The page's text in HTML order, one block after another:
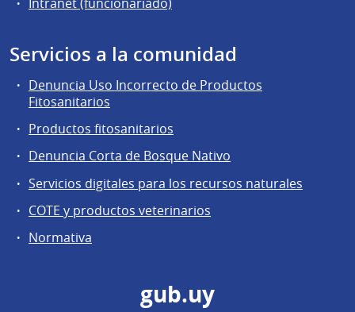
Servicios a la comunidad
Denuncia Uso Incorrecto de Productos
Fitosanitarios
Productos fitosanitarios
Denuncia Corta de Bosque Nativo
Servicios digitales para los recursos naturales
COTE y productos veterinarios
Normativa
gub.uy